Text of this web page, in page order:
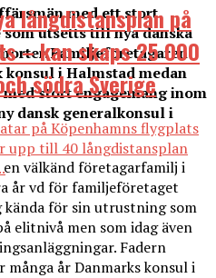
med ett stort
utsetts till nya danska
Familjeföretagaren
konsul i Halmstad medan
stort engagemang inom
dansk generalkonsul i
välkänd företagarfamilj i
år vd för familjeföretaget
för sin utrustning som
elitnivå men som idag även
Fadern
år Danmarks konsul i
långdistansplan på
– kan skaps 25 000
södra Sverige
på Köpenhamns flygplats
upp till 40 långdistansplan